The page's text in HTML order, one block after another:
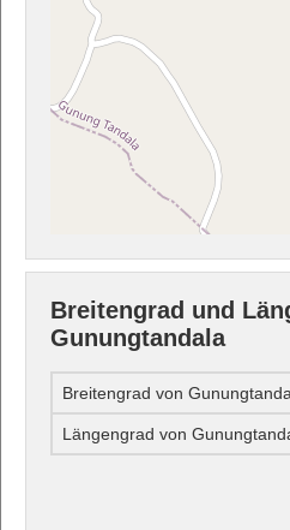
Breitengrad und
Gunungtandala
Breitengrad von
Längengrad von